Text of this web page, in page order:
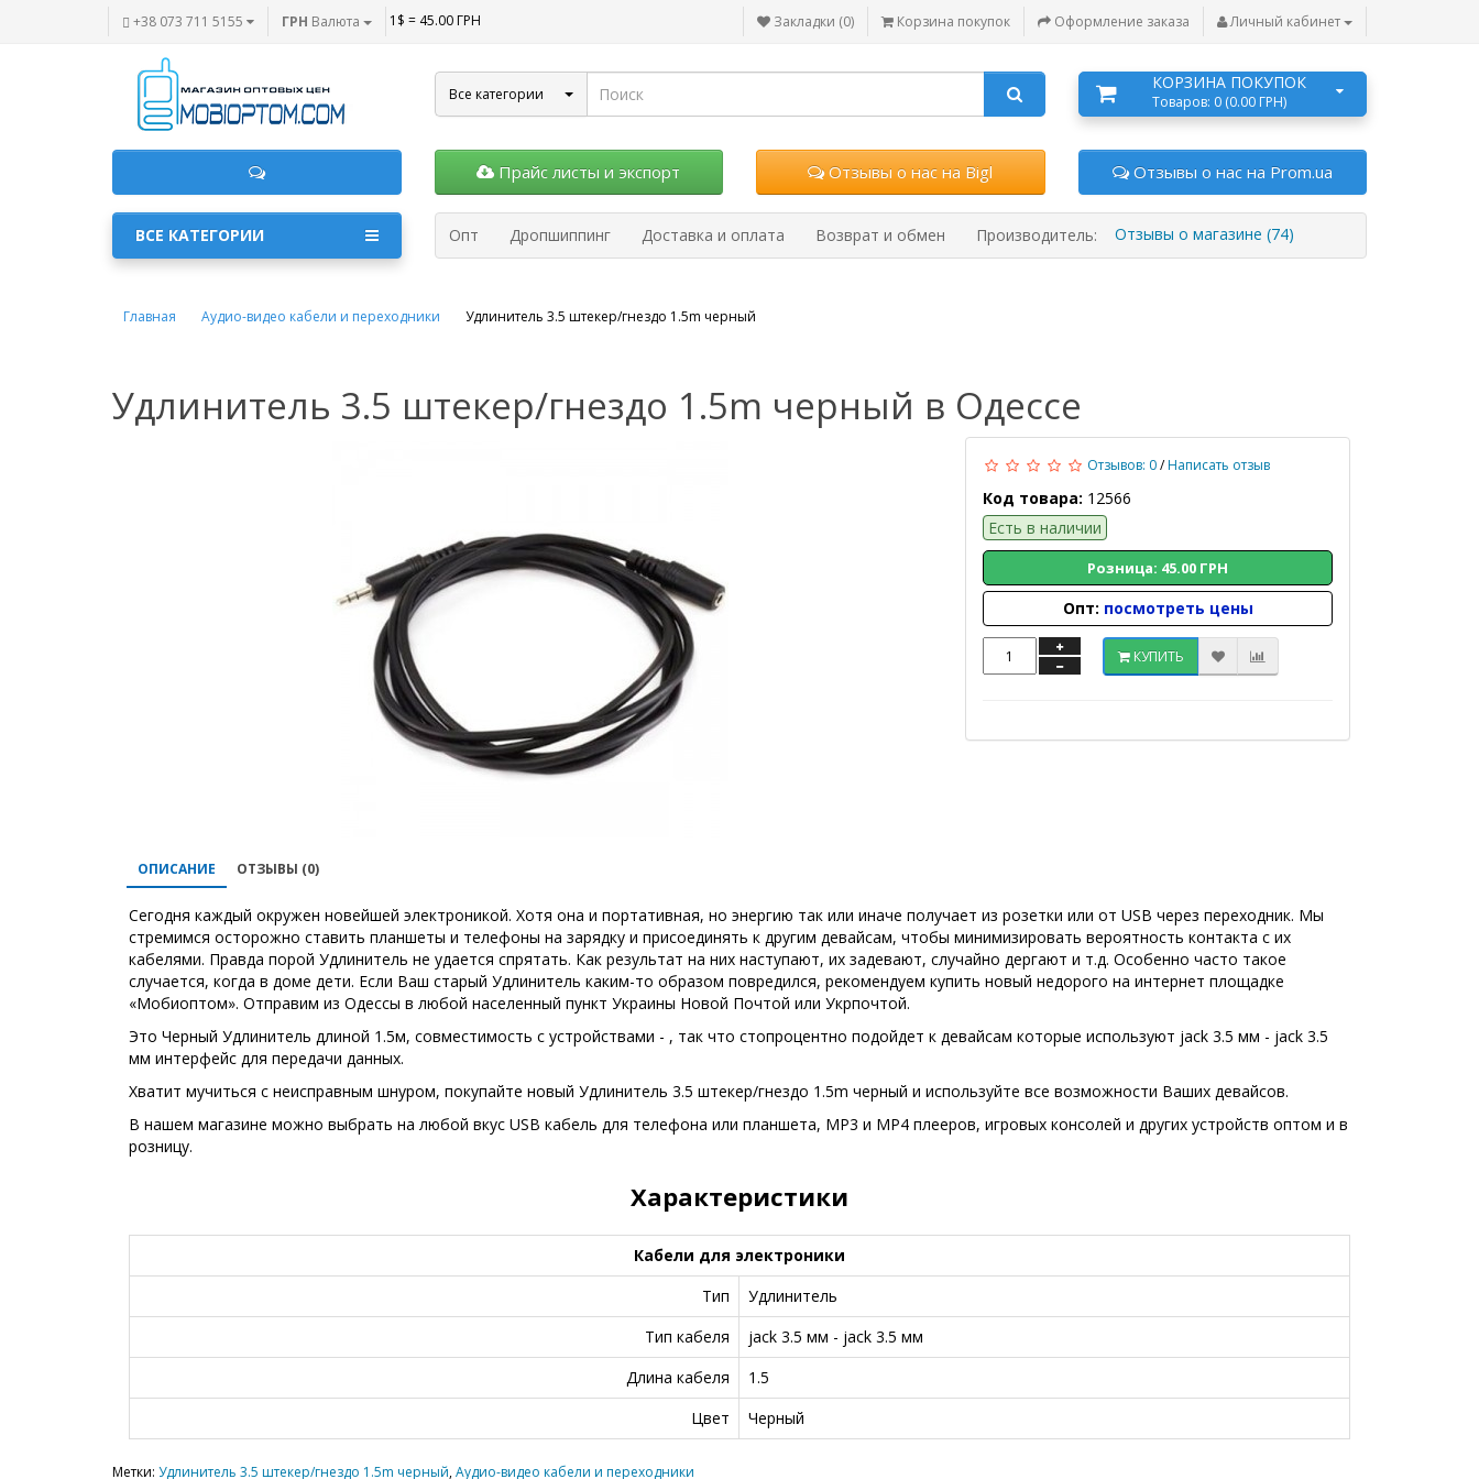
+38 073 711 5155 ГРН Валюта 1$ = 45.00 ГРН Закладки (0) Корзина покупок Оформление заказа Личный кабинет
Все категории
КОРЗИНА ПОКУПОК
Товаров: 0 (0.00 ГРН)
Прайс листы и экспорт Отзывы о нас на Bigl Отзывы о нас на Prom.ua
Опт Дропшиппинг Доставка и оплата Возврат и обмен Производитель: Отзывы о магазине (74)
ВСЕ КАТЕГОРИИ
Главная Аудио-видео кабели и переходники Удлинитель 3.5 штекер/гнездо 1.5m черный
Удлинитель 3.5 штекер/гнездо 1.5m черный в Одессе
Отзывов: 0/Написать отзыв
Код товара: 12566
Есть в наличии
Розница: 45.00 ГРН
Опт: посмотреть цены
КУПИТЬ
ОПИСАНИЕ ОТЗЫВЫ (0)
Сегодня каждый окружен новейшей электроникой. Хотя она и портативная, но энергию так или иначе получает из розетки или от USB через переходник. Мы
стремимся осторожно ставить планшеты и телефоны на зарядку и присоединять к другим девайсам, чтобы минимизировать вероятность контакта с их
кабелями. Правда порой Удлинитель не удается спрятать. Как результат на них наступают, их задевают, случайно дергают и т.д. Особенно часто такое
случается, когда в доме дети. Если Ваш старый Удлинитель каким-то образом повредился, рекомендуем купить новый недорого на интернет площадке
«Мобиоптом». Отправим из Одессы в любой населенный пункт Украины Новой Почтой или Укрпочтой.
Это Черный Удлинитель длиной 1.5м, совместимость с устройствами - , так что стопроцентно подойдет к девайсам которые используют jack 3.5 мм - jack 3.5
мм интерфейс для передачи данных.
Хватит мучиться с неисправным шнуром, покупайте новый Удлинитель 3.5 штекер/гнездо 1.5m черный и используйте все возможности Ваших девайсов.
В нашем магазине можно выбрать на любой вкус USB кабель для телефона или планшета, MP3 и MP4 плееров, игровых консолей и других устройств оптом и в
розницу.
Характеристики
Кабели для электроники
Тип
Удлинитель
Тип кабеля
jack 3.5 мм - jack 3.5 мм
Длина кабеля
1.5
Цвет
Черный
Метки: Удлинитель 3.5 штекер/гнездо 1.5m черный,Аудио-видео кабели и переходники